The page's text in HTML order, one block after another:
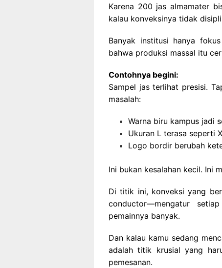
Karena 200 jas almamater
kalau konveksinya tidak
Banyak institusi hanya
bahwa produksi massal itu
Contohnya begini:
Sampel jas terlihat presisi.
masalah:
Warna biru kampus jadi
Ukuran L terasa seperti
Logo bordir berubah
Ini bukan kesalahan kecil. Ini
Di titik ini, konveksi yang
conductor—mengatur
pemainnya banyak.
Dan kalau kamu sedang
adalah titik krusial yang
pemesanan.